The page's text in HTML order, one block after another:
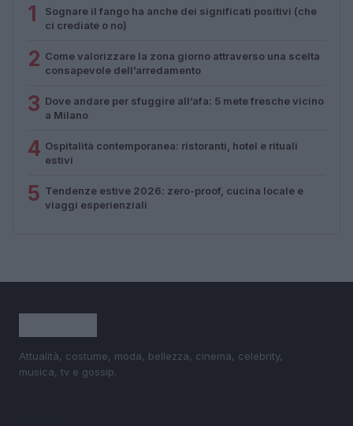
1
Sognare il fango ha anche dei significati positivi (che
ci crediate o no)
2 Come valorizzare la zona giorno attraverso una scelta
consapevole dell’arredamento
3 Dove andare per sfuggire all’afa: 5 mete fresche vicino
a Milano
4 Ospitalità contemporanea: ristoranti, hotel e rituali
estivi
5 Tendenze estive 2026: zero-proof, cucina locale e
viaggi esperienziali
Attualità, costume, moda, bellezza, cinema, celebrity,
musica, tv e gossip.